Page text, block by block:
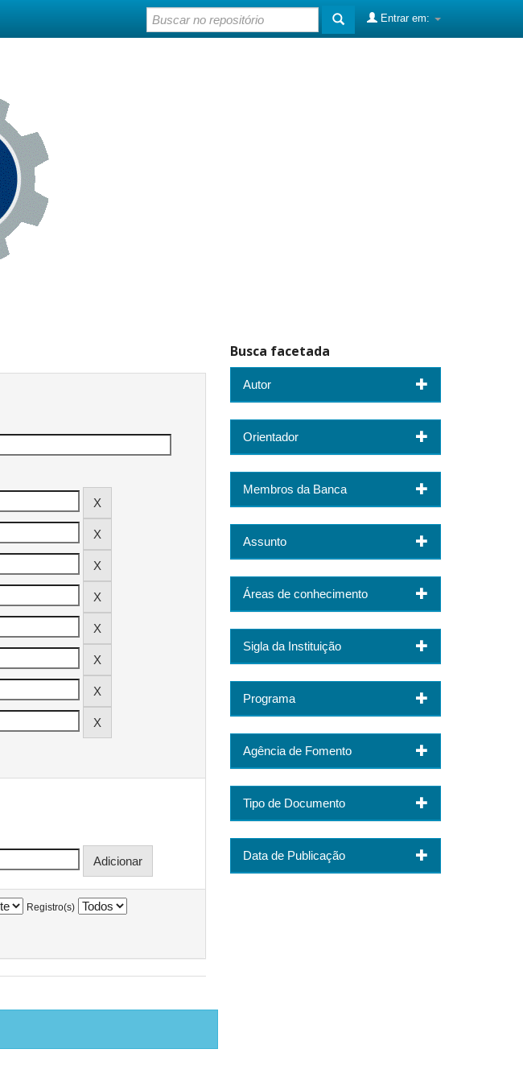
Entrar em:
Registro(s)
Busca facetada
Autor
Orientador
Membros da Banca
Assunto
Áreas de conhecimento
Sigla da Instituição
Programa
Agência de Fomento
Tipo de Documento
Data de Publicação